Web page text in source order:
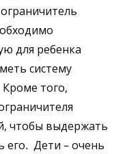
для ребенка
систему
того,
чтобы выдержать
его. Дети – очень